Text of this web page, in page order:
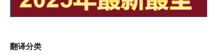
翻译分类